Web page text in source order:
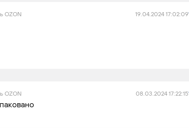
OZON 19.04.2024 17:02:09
OZON 08.03.2024 17:22:15